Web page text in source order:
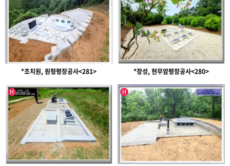
*조치원, 원형평장공사<281> *장성, 현무암평장공사<280>
H
인기글
H
인기글